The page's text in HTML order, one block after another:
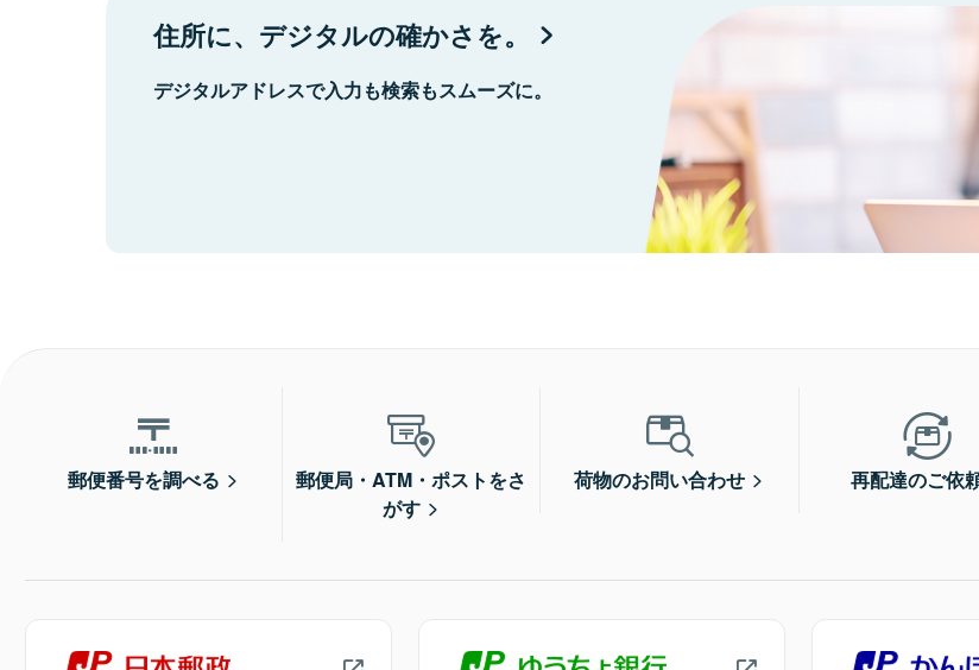
住所に、デジタルの確かさを。
デジタルアドレスで入力も検索もスムーズに。
郵便番号を調べる
郵便局・ATM・ポストをさ
がす
荷物のお問い合わせ 再配達のご依